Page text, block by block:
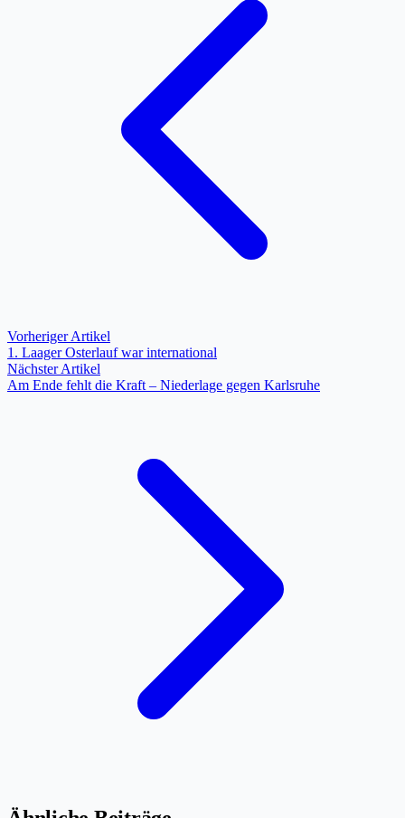
Vorheriger Artikel
1. Laager Osterlauf war international
Nächster Artikel
Am Ende fehlt die Kraft – Niederlage gegen Karlsruhe